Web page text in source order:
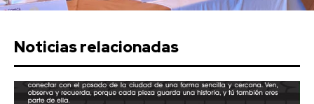
Noticias relacionadas